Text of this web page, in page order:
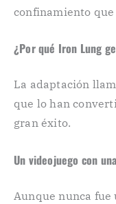
confinamiento
¿Por qué Iron Lung
La adaptación
que lo han
gran éxito.
Un videojuego con
Aunque nunca fue